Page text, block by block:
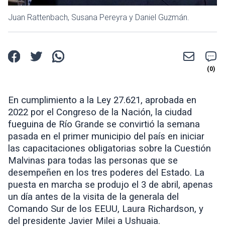
Juan Rattenbach, Susana Pereyra y Daniel Guzmán.
En cumplimiento a la Ley 27.621, aprobada en
2022 por el Congreso de la Nación, la ciudad
fueguina de Río Grande se convirtió la semana
pasada en el primer municipio del país en iniciar
las capacitaciones obligatorias sobre la Cuestión
Malvinas para todas las personas que se
desempeñen en los tres poderes del Estado. La
puesta en marcha se produjo el 3 de abril, apenas
un día antes de la visita de la generala del
Comando Sur de los EEUU, Laura Richardson, y
del presidente Javier Milei a Ushuaia.